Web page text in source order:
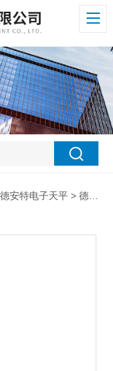
德安特电子天平 > 德安特天津德安特电子天平 德安特大称量电子天平 ES4003A max:4000g/0.1g电子天平